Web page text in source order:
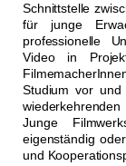
Schnittstelle
für junge
professionelle
Video in
Studium vor
Junge
eigenständig
und